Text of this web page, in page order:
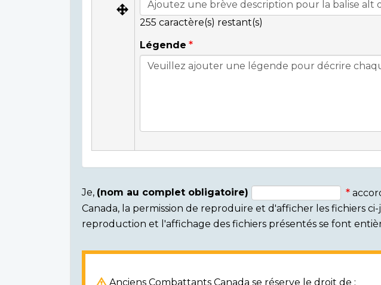
255 caractère(s) restant(s)
Légende
Consent
section
Je, (nom au complet obligatoire)
Canada, la permission de reproduire et d'afficher les fichiers
reproduction et l'affichage des fichiers présentés se font
Anciens Combattants Canada se réserve le droit de :